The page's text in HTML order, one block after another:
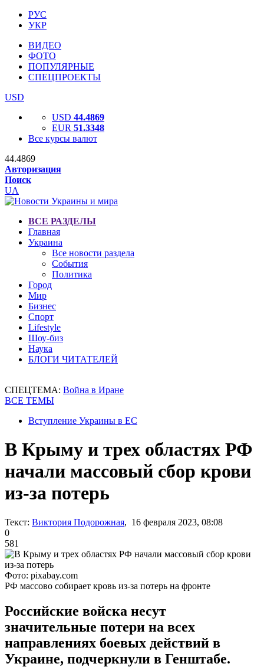
РУС
УКР
ВИДЕО
ФОТО
ПОПУЛЯРНЫЕ
СПЕЦПРОЕКТЫ
USD
USD 44.4869
EUR 51.3348
Все курсы валют
44.4869
Авторизация
Поиск
UA
ВСЕ РАЗДЕЛЫ
Главная
Украина
Все новости раздела
События
Политика
Город
Мир
Бизнес
Спорт
Lifestyle
Шоу-биз
Наука
БЛОГИ ЧИТАТЕЛЕЙ
СПЕЦТЕМА: Война в Иране
ВСЕ ТЕМЫ
Вступление Украины в ЕС
В Крыму и трех областях РФ
начали массовый сбор крови
из-за потерь
Текст: Виктория Подорожная, 16 февраля 2023, 08:08
0
581
Фото: pixabay.com
РФ массово собирает кровь из-за потерь на фронте
Российские войска несут
значительные потери на всех
направлениях боевых действий в
Украине, подчеркнули в Генштабе.